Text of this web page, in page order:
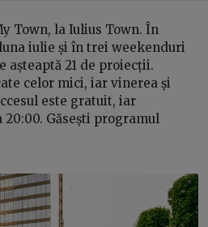
Town, la Iulius Town. În
iulie și în trei weekenduri
așteaptă 21 de proiecții.
celor mici, iar vinerea și
este gratuit, iar
Găsești programul